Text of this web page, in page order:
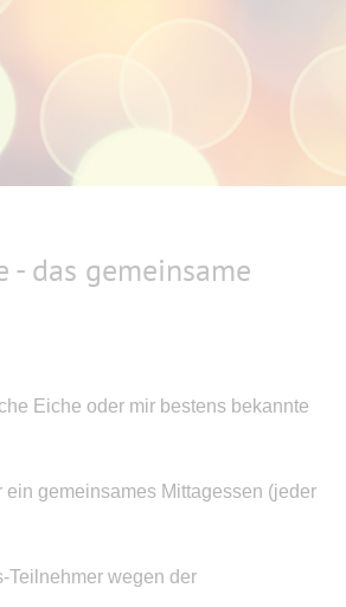
- das gemeinsame
Eiche oder mir bestens bekannte
ein gemeinsames Mittagessen (jeder
Teilnehmer wegen der